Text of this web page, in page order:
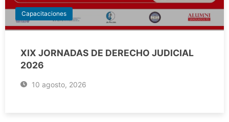
Capacitaciones
XIX JORNADAS DE DERECHO JUDICIAL
2026
10 agosto, 2026